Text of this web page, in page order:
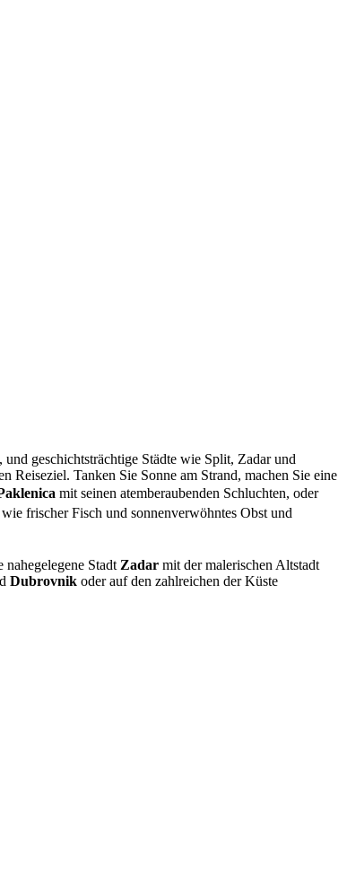
geschichtsträchtige Städte wie Split, Zadar und
Reiseziel. Tanken Sie Sonne am Strand, machen Sie eine
mit seinen atemberaubenden Schluchten, oder
frischer Fisch und sonnenverwöhntes Obst und
Stadt Zadar mit der malerischen Altstadt
Dubrovnik oder auf den zahlreichen der Küste